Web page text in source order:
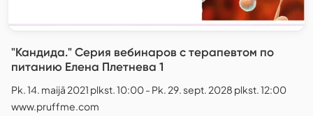
"Кандида." Серия вебинаров с терапевтом по
питанию Елена Плетнева 1
Pk. 14. maijā 2021 plkst. 10:00 - Pk. 29. sept. 2028 plkst. 12:00
www.pruffme.com